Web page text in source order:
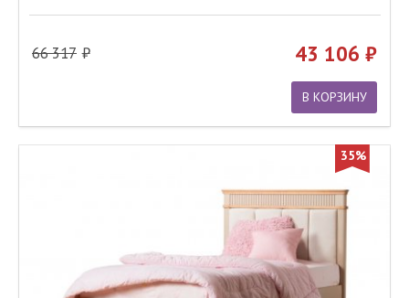
66 317 43 106
В КОРЗИНУ
35%